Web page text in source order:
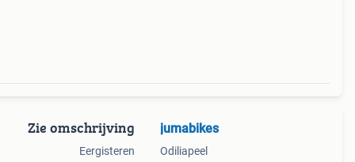
Zie omschrijving
Eergisteren
jumabikes
Odiliapeel